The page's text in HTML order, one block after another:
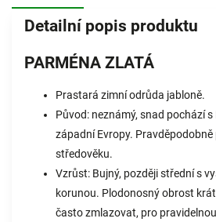
Detailní popis produktu
PARMÉNA ZLATÁ
Prastará zimní odrůda jabloně.
Původ: neznámý, snad pochází
západní Evropy. Pravděpodobně
středověku.
Vzrůst: Bujný, později střední s
korunou. Plodonosný obrost
často zmlazovat, pro